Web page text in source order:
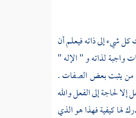
كل شيء إلى ذاته فيعلم أن
لذاته و " الإله "
من يثبت بعض الصفات .
لحاجة إلى الفعل والله
لها كيفية فهذا هو الذي